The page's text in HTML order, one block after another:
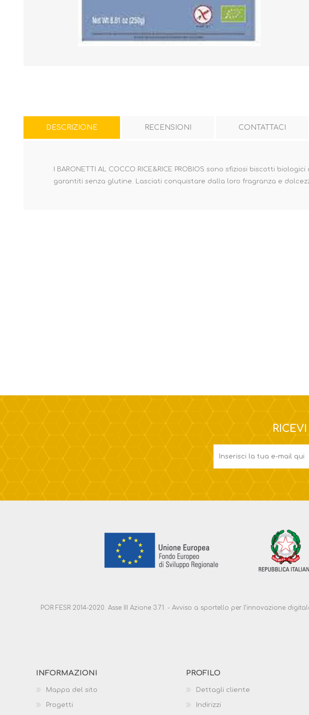
DESCRIZIONE RECENSIONI CONTATTACI
I BARONETTI AL COCCO RICE&RICE PROBIOS sono sfiziosi biscotti
garantiti senza glutine. Lasciati conquistare dalla loro fragranza e
POR FESR 2014-2020. Asse III Azione 3.7.1. - Avviso a sportello per l’innovazione
INFORMAZIONI
Mappa del sito
Progetti
PROFILO
Dettagli cliente
Indirizzi